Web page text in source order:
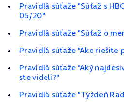
Pravidlá súťaže "Súťaž s
05/20"
Pravidlá súťaže "Súťaž o
Pravidlá súťaže "Ako riešite
Pravidlá súťaže "Aký
ste videli?"
Pravidlá súťaže "Týždeň